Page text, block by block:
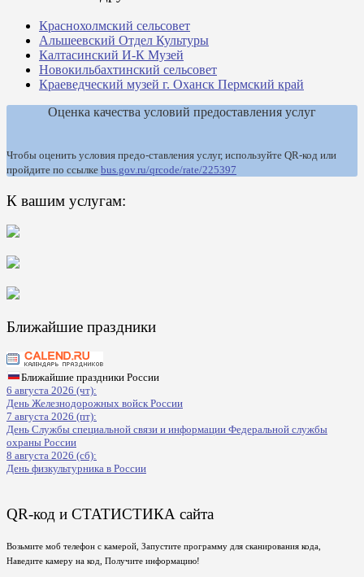
Краснохолмский сельсовет
Альшеевский Отдел Культуры
Калтасинский И-К Музей
Новокильбахтинский сельсовет
Краеведческий музей г. Оханск Пермский край
Оценка качества условий предоставления услуг
Чтобы оценить условия предо-ставления услуг, используйте QR-код или
пройдите по ссылке bus.gov.ru/qrcode/rate/225397
К вашим услугам:
Ближайшие праздники
Ближайшие праздники России
6 августа 2026 (чт):
День Железнодорожных войск России
7 августа 2026 (пт):
День Службы специальной связи и информации Федеральной службы
охраны России
8 августа 2026 (сб):
День физкультурника в России
QR-код и СТАТИСТИКА сайта
Возьмите моб телефон с камерой, Запустите программу для сканирования кода,
Наведите камеру на код, Получите информацию!